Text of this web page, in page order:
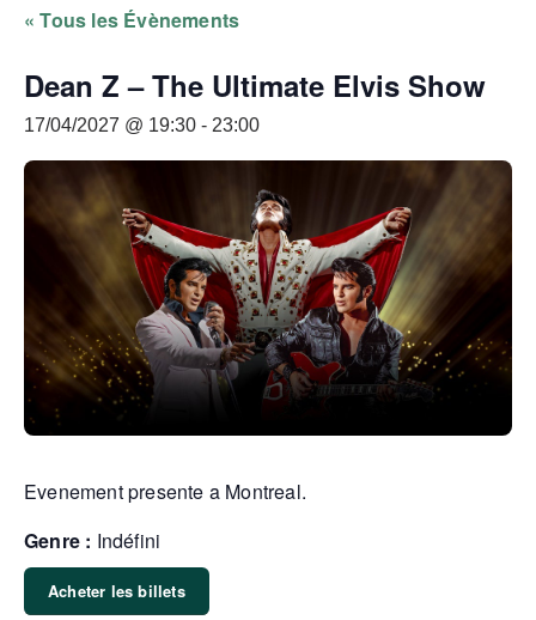
« Tous les Évènements
Dean Z – The Ultimate Elvis Show
17/04/2027 @ 19:30 - 23:00
Evenement presente a Montreal.
Genre : Indéfini
Acheter les billets